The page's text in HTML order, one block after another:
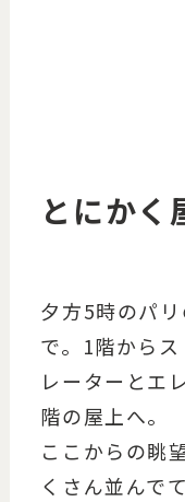
とにかく
夕方5時のパ
で。1階から
レーターとエ
階の屋上へ。
ここからの眺
くさん並んで